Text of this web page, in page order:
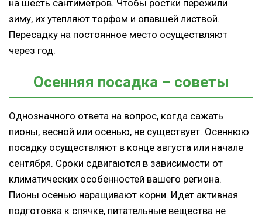
на шесть сантиметров. Чтобы ростки пережили
зиму, их утепляют торфом и опавшей листвой.
Пересадку на постоянное место осуществляют
через год.
Осенняя посадка – советы
Однозначного ответа на вопрос, когда сажать
пионы, весной или осенью, не существует. Осеннюю
посадку осуществляют в конце августа или начале
сентября. Сроки сдвигаются в зависимости от
климатических особенностей вашего региона.
Пионы осенью наращивают корни. Идет активная
подготовка к спячке, питательные вещества не